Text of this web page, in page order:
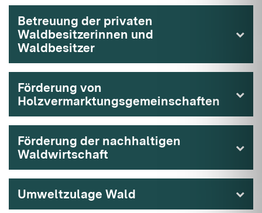
Betreuung der privaten
Waldbesitzerinnen und
Waldbesitzer
Förderung von
Holzvermarktungsgemeinschaften
Förderung der nachhaltigen
Waldwirtschaft
Umweltzulage Wald